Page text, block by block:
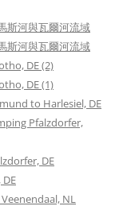
斯河與瓦爾河流域
斯河與瓦爾河流域
DE (2)
DE (1)
to Harlesiel, DE
Pfalzdorfer,
DE
NL